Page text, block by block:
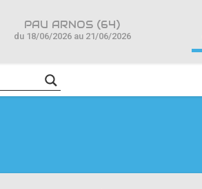
PAU ARNOS (64)
du 18/06/2026 au 21/06/2026